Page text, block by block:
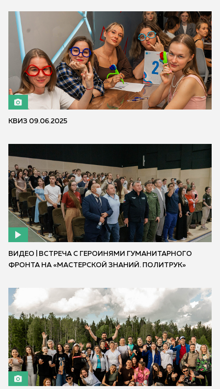
КВИЗ 09.06.2025
ВИДЕО | ВСТРЕЧА С ГЕРОИНЯМИ ГУМАНИТАРНОГО
ФРОНТА НА «МАСТЕРСКОЙ ЗНАНИЙ. ПОЛИТРУК»